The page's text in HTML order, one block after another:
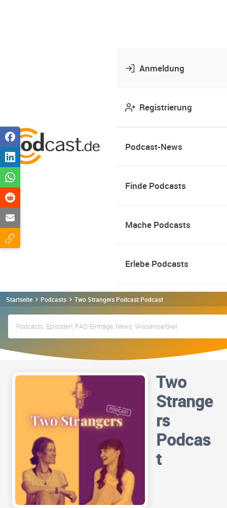
Anmeldung
Registrierung
Podcast-News
Finde Podcasts
Mache Podcasts
Erlebe Podcasts
Startseite Podcasts Two Strangers Podcast Podcast
Two
Strange
rs
Podcas
t